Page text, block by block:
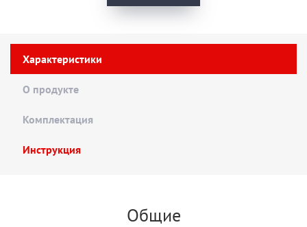
Характеристики
О продукте
Комплектация
Инструкция
Общие